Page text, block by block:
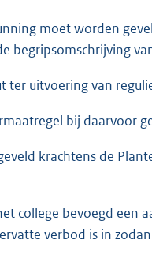
moet worden
begripsomschrijving
ter uitvoering van
bij daarvoor
krachtens de
college bevoegd
verbod is in